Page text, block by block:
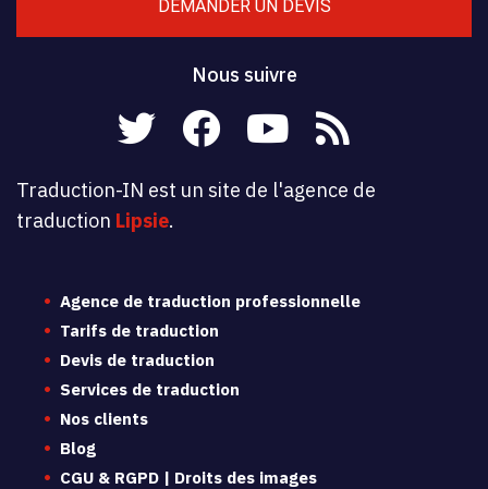
DEMANDER UN DEVIS
Nous suivre
Traduction-IN est un site de l'agence de
traduction Lipsie.
Agence de traduction professionnelle
Tarifs de traduction
Devis de traduction
Services de traduction
Nos clients
Blog
CGU & RGPD | Droits des images